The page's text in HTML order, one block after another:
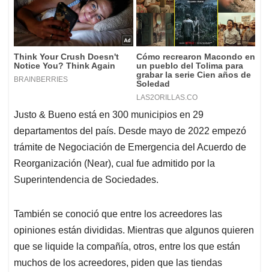
Justo & Bueno está en 300 municipios en 29
departamentos del país. Desde mayo de 2022 empezó
trámite de Negociación de Emergencia del Acuerdo de
Reorganización (Near), cual fue admitido por la
Superintendencia de Sociedades.
También se conoció que entre los acreedores las
opiniones están divididas. Mientras que algunos quieren
que se liquide la compañía, otros, entre los que están
muchos de los acreedores, piden que las tiendas